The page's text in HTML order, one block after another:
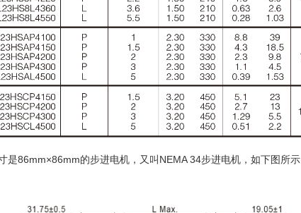
86mm×86mm的步进电机，又叫NEMA 34步进电机，如下图所示